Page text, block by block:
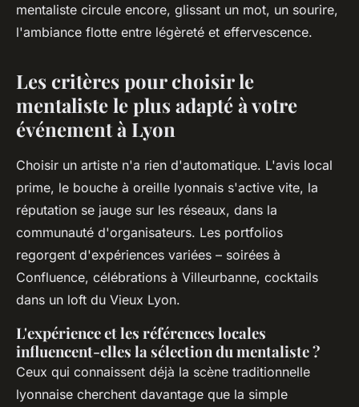
mentaliste circule encore, glissant un mot, un sourire,
l'ambiance flotte entre légèreté et effervescence.
Les critères pour choisir le
mentaliste le plus adapté à votre
événement à Lyon
Choisir un artiste n'a rien d'automatique. L'avis local
prime, le bouche à oreille lyonnais s'active vite, la
réputation se jauge sur les réseaux, dans la
communauté d'organisateurs. Les portfolios
regorgent d'expériences variées – soirées à
Confluence, célébrations à Villeurbanne, cocktails
dans un loft du Vieux Lyon.
L'expérience et les références locales
influencent-elles la sélection du mentaliste ?
Ceux qui connaissent déjà la scène traditionnelle
lyonnaise cherchent davantage que la simple